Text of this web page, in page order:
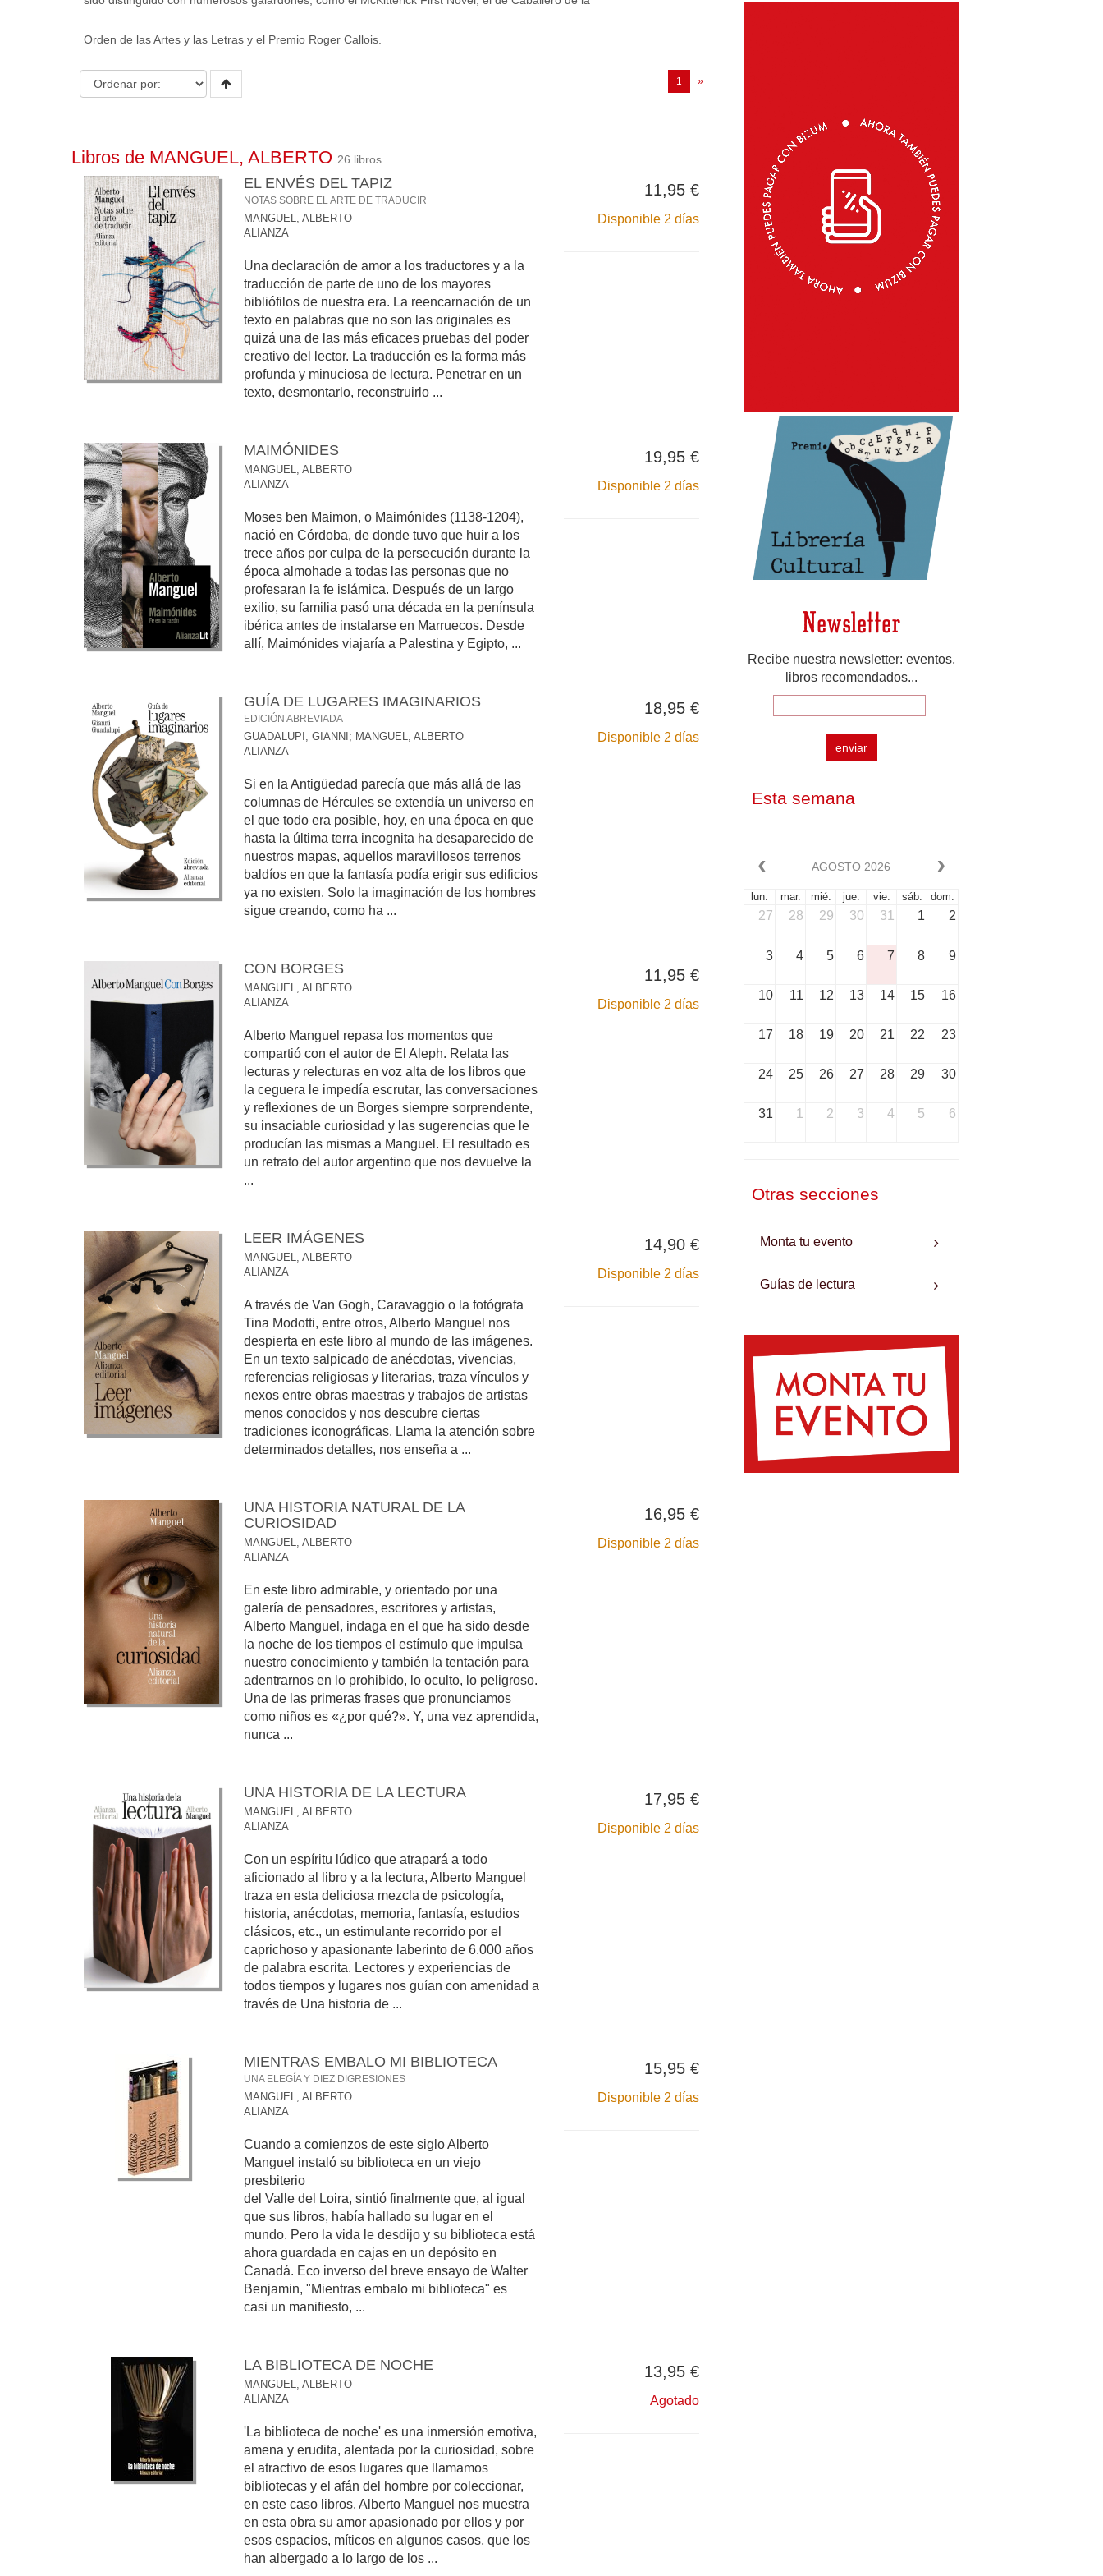
Orden de las Artes y las Letras y el Premio Roger Callois.
1 (current)
»
Libros de MANGUEL, ALBERTO 26 libros.
EL ENVÉS DEL TAPIZ
NOTAS SOBRE EL ARTE DE TRADUCIR
MANGUEL, ALBERTO
ALIANZA
Una declaración de amor a los traductores y a la
traducción de parte de uno de los mayores
bibliófilos de nuestra era. La reencarnación de un
texto en palabras que no son las originales es
quizá una de las más eficaces pruebas del poder
creativo del lector. La traducción es la forma más
profunda y minuciosa de lectura. Penetrar en un
texto, desmontarlo, reconstruirlo ...
11,95 €
Disponible 2 días
MAIMÓNIDES
MANGUEL, ALBERTO
ALIANZA
Moses ben Maimon, o Maimónides (1138-1204),
nació en Córdoba, de donde tuvo que huir a los
trece años por culpa de la persecución durante la
época almohade a todas las personas que no
profesaran la fe islámica. Después de un largo
exilio, su familia pasó una década en la península
ibérica antes de instalarse en Marruecos. Desde
allí, Maimónides viajaría a Palestina y Egipto, ...
19,95 €
Disponible 2 días
GUÍA DE LUGARES IMAGINARIOS
EDICIÓN ABREVIADA
GUADALUPI, GIANNI ; MANGUEL, ALBERTO
ALIANZA
Si en la Antigüedad parecía que más allá de las
columnas de Hércules se extendía un universo en
el que todo era posible, hoy, en una época en que
hasta la última terra incognita ha desaparecido de
nuestros mapas, aquellos maravillosos terrenos
baldíos en que la fantasía podía erigir sus edificios
ya no existen. Solo la imaginación de los hombres
sigue creando, como ha ...
18,95 €
Disponible 2 días
CON BORGES
MANGUEL, ALBERTO
ALIANZA
Alberto Manguel repasa los momentos que
compartió con el autor de El Aleph. Relata las
lecturas y relecturas en voz alta de los libros que
la ceguera le impedía escrutar, las conversaciones
y reflexiones de un Borges siempre sorprendente,
su insaciable curiosidad y las sugerencias que le
producían las mismas a Manguel. El resultado es
un retrato del autor argentino que nos devuelve la
...
11,95 €
Disponible 2 días
LEER IMÁGENES
MANGUEL, ALBERTO
ALIANZA
A través de Van Gogh, Caravaggio o la fotógrafa
Tina Modotti, entre otros, Alberto Manguel nos
despierta en este libro al mundo de las imágenes.
En un texto salpicado de anécdotas, vivencias,
referencias religiosas y literarias, traza vínculos y
nexos entre obras maestras y trabajos de artistas
menos conocidos y nos descubre ciertas
tradiciones iconográficas. Llama la atención sobre
determinados detalles, nos enseña a ...
14,90 €
Disponible 2 días
UNA HISTORIA NATURAL DE LA
CURIOSIDAD
MANGUEL, ALBERTO
ALIANZA
En este libro admirable, y orientado por una
galería de pensadores, escritores y artistas,
Alberto Manguel, indaga en el que ha sido desde
la noche de los tiempos el estímulo que impulsa
nuestro conocimiento y también la tentación para
adentrarnos en lo prohibido, lo oculto, lo peligroso.
Una de las primeras frases que pronunciamos
como niños es «¿por qué?». Y, una vez aprendida,
nunca ...
16,95 €
Disponible 2 días
UNA HISTORIA DE LA LECTURA
MANGUEL, ALBERTO
ALIANZA
Con un espíritu lúdico que atrapará a todo
aficionado al libro y a la lectura, Alberto Manguel
traza en esta deliciosa mezcla de psicología,
historia, anécdotas, memoria, fantasía, estudios
clásicos, etc., un estimulante recorrido por el
caprichoso y apasionante laberinto de 6.000 años
de palabra escrita. Lectores y experiencias de
todos tiempos y lugares nos guían con amenidad a
través de Una historia de ...
17,95 €
Disponible 2 días
MIENTRAS EMBALO MI BIBLIOTECA
UNA ELEGÍA Y DIEZ DIGRESIONES
MANGUEL, ALBERTO
ALIANZA
Cuando a comienzos de este siglo Alberto
Manguel instaló su biblioteca en un viejo
presbiterio
del Valle del Loira, sintió finalmente que, al igual
que sus libros, había hallado su lugar en el
mundo. Pero la vida le desdijo y su biblioteca está
ahora guardada en cajas en un depósito en
Canadá. Eco inverso del breve ensayo de Walter
Benjamin, "Mientras embalo mi biblioteca" es
casi un manifiesto, ...
15,95 €
Disponible 2 días
LA BIBLIOTECA DE NOCHE
MANGUEL, ALBERTO
ALIANZA
'La biblioteca de noche' es una inmersión emotiva,
amena y erudita, alentada por la curiosidad, sobre
el atractivo de esos lugares que llamamos
bibliotecas y el afán del hombre por coleccionar,
en este caso libros. Alberto Manguel nos muestra
en esta obra su amor apasionado por ellos y por
esos espacios, míticos en algunos casos, que los
han albergado a lo largo de los ...
13,95 €
Agotado
Newsletter
Recibe nuestra newsletter: eventos,
libros recomendados...
enviar
Esta semana
AGOSTO 2026
lun. mar. mié. jue. vie. sáb. dom.
27 28 29 30 31 1 2
3 4 5 6 7 8 9
10 11 12 13 14 15 16
17 18 19 20 21 22 23
24 25 26 27 28 29 30
31 1 2 3 4 5 6
Otras secciones
Monta tu evento
Guías de lectura